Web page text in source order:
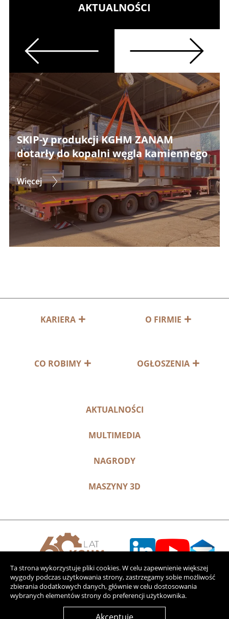
SKIP-y produkcji KGHM ZANAM
dotarły do kopalni węgla kamiennego
Więcej
AKTUALNOŚCI
Previous Next
KARIERA O FIRMIE
CO ROBIMY OGŁOSZENIA
AKTUALNOŚCI
MULTIMEDIA
NAGRODY
MASZYNY 3D
Ta strona wykorzystuje pliki cookies. W celu zapewnienie większej
wygody podczas użytkowania strony, zastrzegamy sobie możliwość
zbierania dodatkowych danych, głównie w celu dostosowania
wybranych elementów strony do preferencji użytkownika.